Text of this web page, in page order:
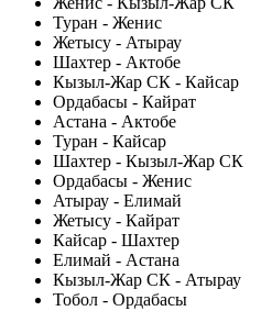
Туран - Женис
Жетысу - Атырау
Шахтер - Актобе
Кызыл-Жар СК - Кайсар
Ордабасы - Кайрат
Астана - Актобе
Туран - Кайсар
Шахтер - Кызыл-Жар СК
Ордабасы - Женис
Атырау - Елимай
Жетысу - Кайрат
Кайсар - Шахтер
Елимай - Астана
Кызыл-Жар СК - Атырау
Тобол - Ордабасы